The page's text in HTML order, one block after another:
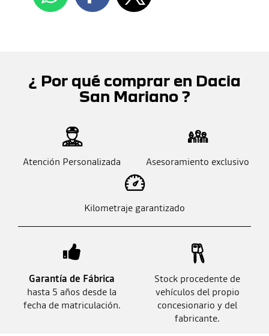
¿ Por qué comprar en Dacia
San Mariano ?
Atención Personalizada Asesoramiento exclusivo
Kilometraje garantizado
Garantía de Fábrica
hasta 5 años desde la
fecha de matriculación.
Stock procedente de
vehículos del propio
concesionario y del
fabricante.